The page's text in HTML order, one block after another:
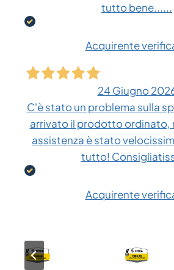
tutto bene......
Acquirente
24 Giugno
C'è stato un problema sulla
arrivato il prodotto ordinato,
assistenza è stato
tutto!
Acquirente